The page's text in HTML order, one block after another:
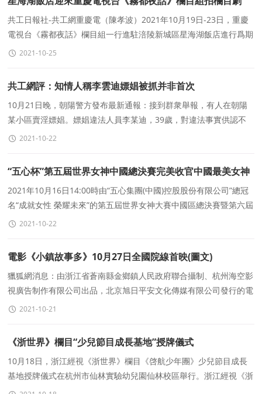
(圖文)
共工日報社-共工網重慶電（陳孝波）2021年10月19日-23日，重慶
電視台《霧都夜話》欄目組一行進駐涪陵新城區星海湖飯店進行爲期
5天的取景拍攝“霧都夜話”之《一家
2021-10-25
共工網評：知情人稱李雲迪嫖娼被抓并非首次
10月21日晚，朝陽警方發布最新通報：接到群衆舉報，有人在朝陽
某小區賣淫嫖娼。嫖娼違法人員李某迪，39歲，對違法事實供認不
諱，已經依法被捕。在發布這條微博之前，平安北
2021-10-22
“五心杯”第五屆世界女神中國總決賽完美收官中國最美女神
誕生
2021年10月16日14:00時由“五心集團(中國)控股股份有限公司”總冠
名“成就女性 榮耀未來”的第五屆世界女神大賽中國區總決賽暨第六屆
WORLD FAIRY世界
2021-10-22
電影《小鎮故事多》10月27日全國院線首映(圖文)
獵狐網消息：由浙江省蒼南縣金鄉鎮人民政府聯合攝制、杭州海空影
視廣告制作有限公司出品，北京旭日平安文化傳媒有限公司發行的電
影《小鎮故事多》10月27日将在全國院線首映
2021-10-21
《浙世界》欄目“少兒節目成長基地”授牌儀式
10月18日，浙江經視《浙世界》欄目《啓航少年團》少兒節目成長
基地授牌儀式在杭州市仙林實驗幼兒園仙林校區舉行。浙江經視《浙
世界》欄目副總監王敏、杭州市仙林實驗幼兒園園區主任潘偉華參加